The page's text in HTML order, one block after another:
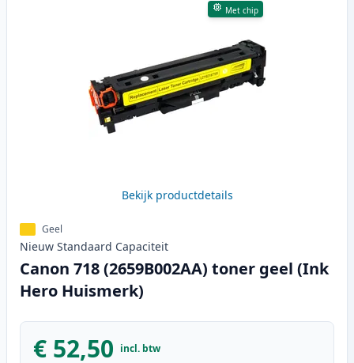
Met chip
Bekijk productdetails
Geel
Nieuw Standaard Capaciteit
Canon 718 (2659B002AA) toner geel (Ink
Hero Huismerk)
€ 52,50 incl. btw